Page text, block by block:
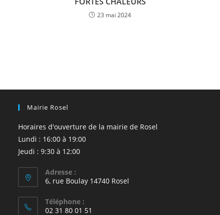
23 mai 2024
Mairie Rosel
Horaires d'ouverture de la mairie de Rosel
Lundi : 16:00 à 19:00
Jeudi : 9:30 à 12:00
Adresse :
6, rue Boulay 14740 Rosel
Téléphone :
02 31 80 01 51